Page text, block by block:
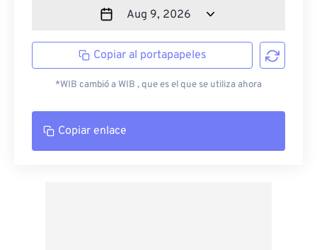
Copiar al portapapeles
*WIB cambió a WIB , que es el que se utiliza ahora
Copiar enlace